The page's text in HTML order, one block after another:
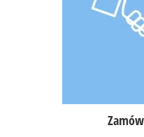
komunikacja z
możliwość